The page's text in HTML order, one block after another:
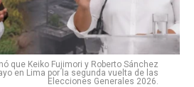
que Keiko Fujimori y Roberto Sánchez
en Lima por la segunda vuelta de las
Elecciones Generales 2026.